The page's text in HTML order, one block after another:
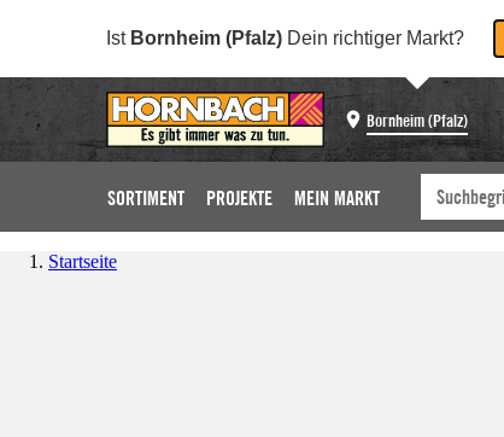
Ist Bornheim (Pfalz) Dein richtiger Markt?
Bornheim (Pfalz)
SORTIMENT PROJEKTE MEIN MARKT
Startseite